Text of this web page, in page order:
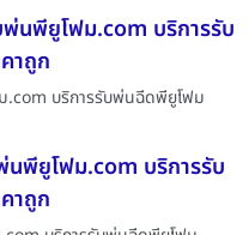
นพียูโฟม.com บริการรับ
าถูก
บริการรับพ่นฉีดพียูโฟม
พียูโฟม.com บริการรับ
าถูก